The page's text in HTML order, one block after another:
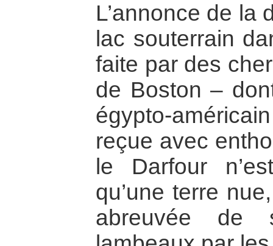
L’annonce de la
lac souterrain
faite par des
de Boston –
égypto-
reçue avec
le Darfour
qu’une terre
abreuvée